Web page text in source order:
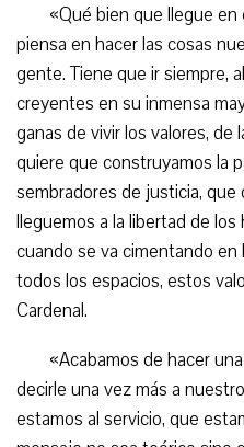
«Qué bien que llegue
piensa en hacer las cosas
gente. Tiene que ir siempre,
creyentes en su inmensa
ganas de vivir los valores, de
quiere que construyamos la
sembradores de justicia,
lleguemos a la libertad de
cuando se va cimentando en
todos los espacios, estos
Cardenal.
«Acabamos de hacer
decirle una vez más a
estamos al servicio, que